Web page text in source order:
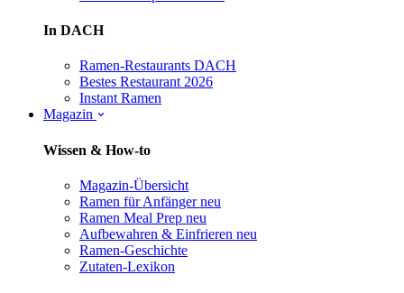
In DACH
Ramen-Restaurants DACH
Bestes Restaurant 2026
Instant Ramen
Magazin
Wissen & How-to
Magazin-Übersicht
Ramen für Anfänger neu
Ramen Meal Prep neu
Aufbewahren & Einfrieren neu
Ramen-Geschichte
Zutaten-Lexikon